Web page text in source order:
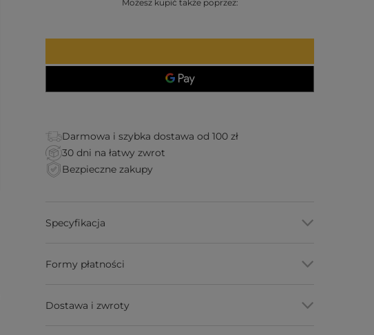
Możesz kupić także poprzez:
Darmowa i szybka dostawa od 100 zł
30 dni na łatwy zwrot
Bezpieczne zakupy
Specyfikacja
Formy płatności
Dostawa i zwroty